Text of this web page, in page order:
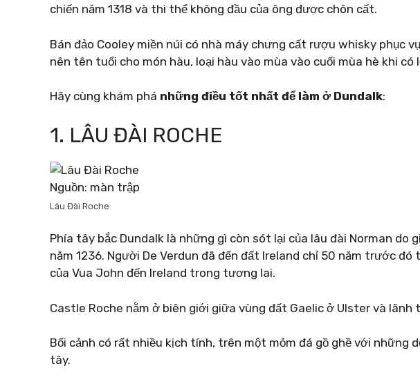
chiến năm 1318 và thi thể không đầu của ông được chôn cất.
Bán đảo Cooley miền núi có nhà máy chưng cất rượu whisky phục
nên tên tuổi cho món hàu, loại hàu vào mùa vào cuối mùa hè khi có
Hãy cùng khám phá những điều tốt nhất để làm ở Dundalk:
1. LÂU ĐÀI ROCHE
Nguồn: màn trập
Lâu Đài Roche
Phía tây bắc Dundalk là những gì còn sót lại của lâu đài Norman do
năm 1236. Người De Verdun đã đến đất Ireland chỉ 50 năm trước
của Vua John đến Ireland trong tương lai.
Castle Roche nằm ở biên giới giữa vùng đất Gaelic ở Ulster và lãnh
Bối cảnh có rất nhiều kịch tính, trên một mỏm đá gồ ghề với những
tây.